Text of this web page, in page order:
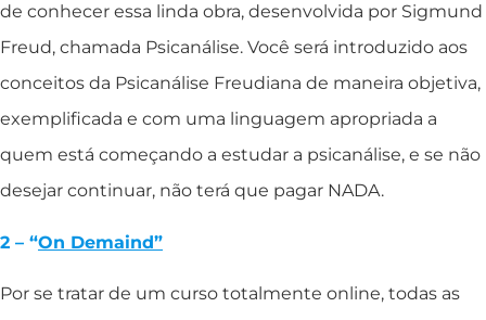
de conhecer essa linda obra, desenvolvida por Sigmund
Freud, chamada Psicanálise. Você será introduzido aos
conceitos da Psicanálise Freudiana de maneira objetiva,
exemplificada e com uma linguagem apropriada a
quem está começando a estudar a psicanálise, e se não
desejar continuar, não terá que pagar NADA.
2 – “On Demaind”
Por se tratar de um curso totalmente online, todas as